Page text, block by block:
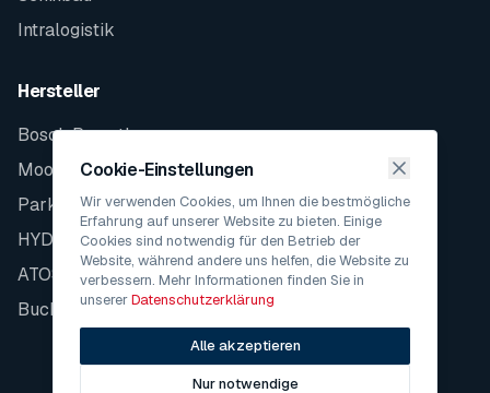
Intralogistik
Hersteller
Bosch Rexroth
Moog
Parker
HYDAC
ATOS
Bucher
Cookie-Einstellungen
Wir verwenden Cookies, um Ihnen die bestmögliche
Erfahrung auf unserer Website zu bieten. Einige
Cookies sind notwendig für den Betrieb der
Website, während andere uns helfen, die Website zu
verbessern. Mehr Informationen finden Sie in
unsererDatenschutzerklärung
Alle akzeptieren
Nur notwendige